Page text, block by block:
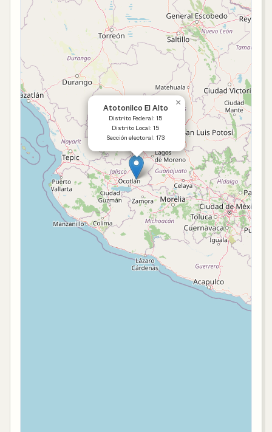
Atotonilco El Alto
Distrito Federal: 15
Distrito Local: 15
Sección electoral: 173
×